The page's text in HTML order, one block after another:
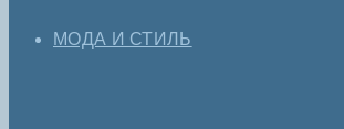
МОДА И СТИЛЬ